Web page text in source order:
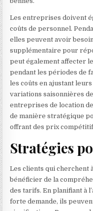
Les entreprises doivent
coûts de personnel.
elles peuvent avoir
supplémentaire pour
peut également affecter
pendant les périodes de
les coûts en ajustant
variations saisonnières
entreprises de location
de manière stratégique
offrant des prix
Stratégies
Les clients qui cherchent
bénéficier de la
des tarifs. En planifiant à
forte demande, ils